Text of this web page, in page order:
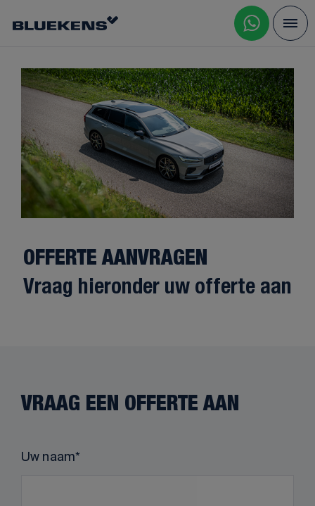
OFFERTE AANVRAGEN
Vraag hieronder uw offerte aan
VRAAG EEN OFFERTE AAN
Uw naam